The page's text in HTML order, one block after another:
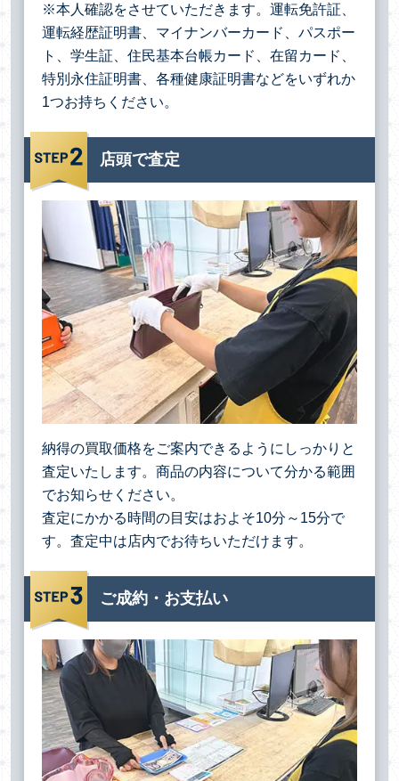
※本人確認をさせていただきます。運転免許証、
運転経歴証明書、マイナンバーカード、パスポー
ト、学生証、住民基本台帳カード、在留カード、
特別永住証明書、各種健康証明書などをいずれか
1つお持ちください。
店頭で査定
納得の買取価格をご案内できるようにしっかりと
査定いたします。商品の内容について分かる範囲
でお知らせください。
査定にかかる時間の目安はおよそ10分～15分で
す。査定中は店内でお待ちいただけます。
ご成約・お支払い